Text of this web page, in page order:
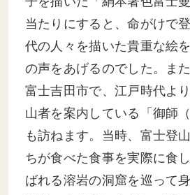
当たりにすると、命がけで
代の人々を描いた貴重な絵
の声をあげるのでした。ま
富士吉田市で、江戸時代よ
山者を案内している「御師
も訪ねます。当時、富士登
ちが食べた食事を実際に食
ばれる溶岩の洞窟を巡って